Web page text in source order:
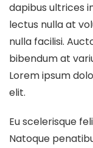
dapibus ultrices
lectus nulla at
nulla facilisi.
bibendum at
Lorem ipsum
elit.
Eu scelerisque
Natoque